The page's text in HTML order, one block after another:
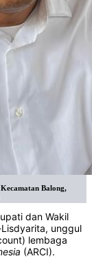
Balong,
dan Wakil
unggul
lembaga
(ARCI).